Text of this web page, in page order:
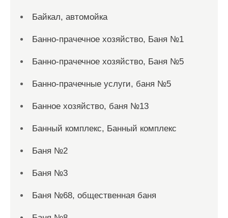
Байкал, автомойка
Банно-прачечное хозяйство, Баня №1
Банно-прачечное хозяйство, Баня №5
Банно-прачечные услуги, баня №5
Банное хозяйство, баня №13
Банный комплекс, Банный комплекс
Баня №2
Баня №3
Баня №68, общественная баня